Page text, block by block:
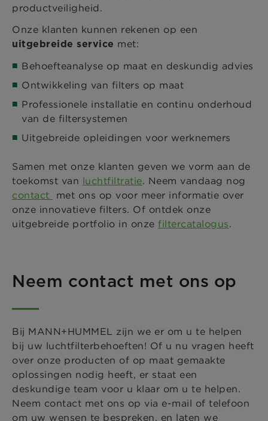
productveiligheid.
Onze klanten kunnen rekenen op een
uitgebreide service met:
Behoefteanalyse op maat en deskundig advies
Ontwikkeling van filters op maat
Professionele installatie en continu onderhoud
van de filtersystemen
Uitgebreide opleidingen voor werknemers
Samen met onze klanten geven we vorm aan de
toekomst van luchtfiltratie. Neem vandaag nog
contact
met ons op voor meer informatie over
onze innovatieve filters. Of ontdek onze
uitgebreide portfolio in onze filtercatalogus.
Neem contact met ons op
Bij MANN+HUMMEL zijn we er om u te helpen
bij uw luchtfilterbehoeften! Of u nu vragen heeft
over onze producten of op maat gemaakte
oplossingen nodig heeft, er staat een
deskundige team voor u klaar om u te helpen.
Neem contact met ons op via e-mail of telefoon
om uw wensen te bespreken, en laten we